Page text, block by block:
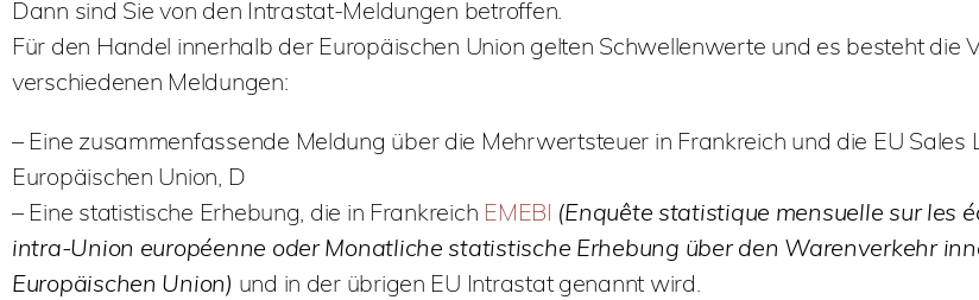
Dann sind Sie von den Intrastat-Meldungen betroffen.
Für den Handel innerhalb der Europäischen Union gelten Schwellenwerte und es besteht die
verschiedenen Meldungen:
– Eine zusammenfassende Meldung über die Mehrwertsteuer in Frankreich und die EU Sales
Europäischen Union, D
– Eine statistische Erhebung, die in Frankreich EMEBI (Enquête statistique mensuelle sur les
intra-Union européenne oder Monatliche statistische Erhebung über den Warenverkehr
Europäischen Union) und in der übrigen EU Intrastat genannt wird.